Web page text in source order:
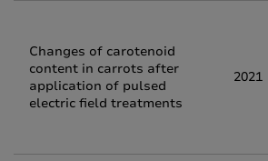
Changes of carotenoid
content in carrots after
application of pulsed
electric field treatments
2021